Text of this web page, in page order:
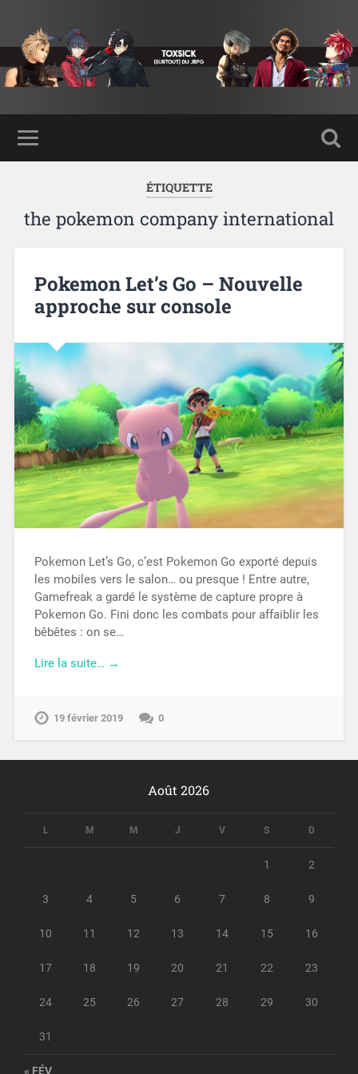
ÉTIQUETTE
the pokemon company international
Pokemon Let’s Go – Nouvelle
approche sur console
Pokemon Let’s Go, c’est Pokemon Go exporté depuis
les mobiles vers le salon… ou presque ! Entre autre,
Gamefreak a gardé le système de capture propre à
Pokemon Go. Fini donc les combats pour affaiblir les
bêbêtes : on se…
Lire la suite… →
19 février 2019 0
Août 2026
L M M J V S D
1 2
3 4 5 6 7 8 9
10 11 12 13 14 15 16
17 18 19 20 21 22 23
24 25 26 27 28 29 30
31
« FÉV